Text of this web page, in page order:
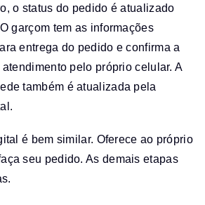
o status do pedido é atualizado
O garçom tem as informações
entrega do pedido e confirma a
pelo próprio celular. A
também é atualizada pela
é bem similar. Oferece ao próprio
seu pedido. As demais etapas